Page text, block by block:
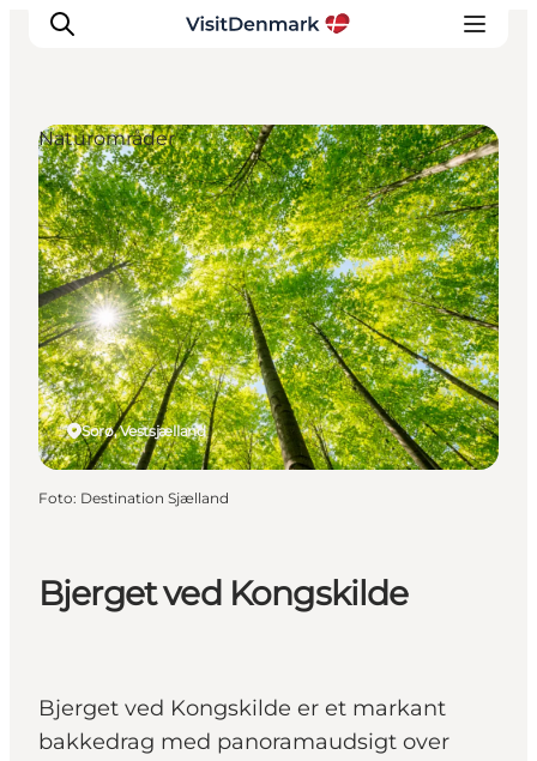
Inspiration
Destinationer
Oplevelser
Overnatning
Planlæg ferien
Bjerget ved Kongskilde
Bjerget ved Kongskilde er et markant
bakkedrag med panoramaudsigt over
Sorø, Vestsjælland
Naturområder
Foto: Destination Sjælland